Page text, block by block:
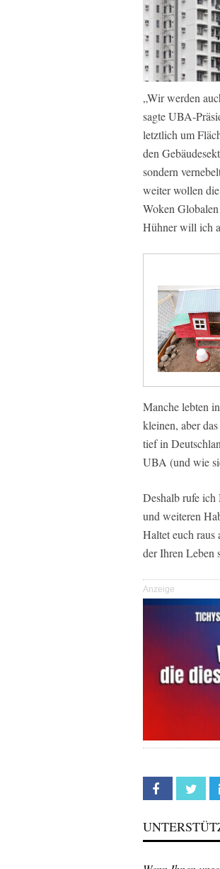
„Wir werden
sagte UBA-
letztlich um
den
sondern
weiter wollen
Woken
Hühner will ich
Manche lebten
kleinen, aber
tief in
UBA (und wie
Deshalb rufe ich
und weiteren
Haltet euch
der Ihren Leben
Anzeige
Facebook